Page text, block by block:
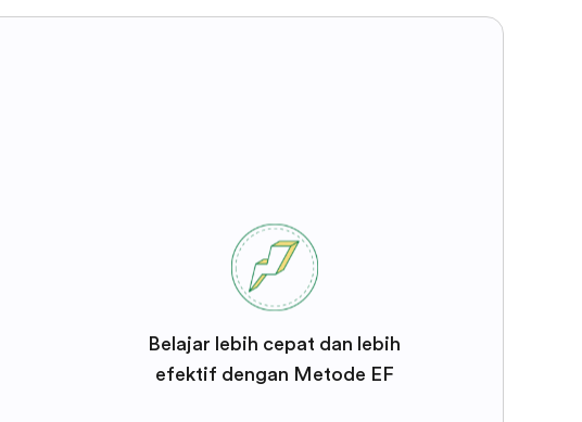
Belajar lebih cepat dan lebih
efektif dengan Metode EF